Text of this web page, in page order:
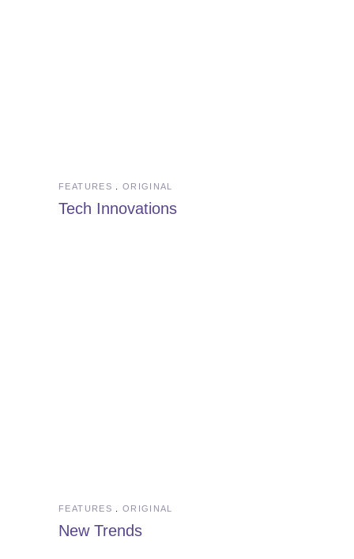
FEATURES ORIGINAL
Tech Innovations
FEATURES ORIGINAL
New Trends